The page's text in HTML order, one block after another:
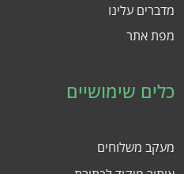
מדברים עלינו
מפת אתר
כלים שימושיים
מעקב משלוחים